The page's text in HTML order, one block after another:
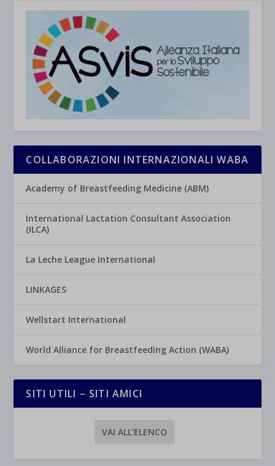
COLLABORAZIONI INTERNAZIONALI WABA
Academy of Breastfeeding Medicine (ABM)
International Lactation Consultant Association
(ILCA)
La Leche League International
LINKAGES
Wellstart International
World Alliance for Breastfeeding Action (WABA)
SITI UTILI – SITI AMICI
VAI ALL’ELENCO